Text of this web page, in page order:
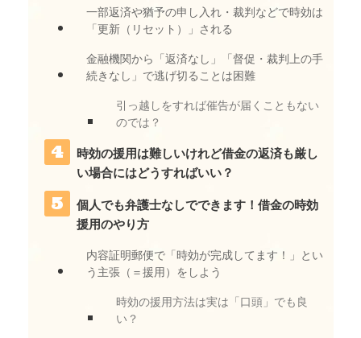
一部返済や猶予の申し入れ・裁判などで時効は
「更新（リセット）」される
金融機関から「返済なし」「督促・裁判上の手
続きなし」で逃げ切ることは困難
引っ越しをすれば催告が届くこともない
のでは？
時効の援用は難しいけれど借金の返済も厳し
い場合にはどうすればいい？
個人でも弁護士なしでできます！借金の時効
援用のやり方
内容証明郵便で「時効が完成してます！」とい
う主張（＝援用）をしよう
時効の援用方法は実は「口頭」でも良
い？